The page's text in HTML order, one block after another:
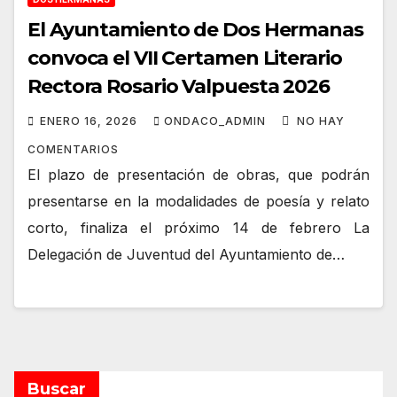
El Ayuntamiento de Dos Hermanas
convoca el VII Certamen Literario
Rectora Rosario Valpuesta 2026
ENERO 16, 2026 ONDACO_ADMIN NO HAY
COMENTARIOS
El plazo de presentación de obras, que podrán
presentarse en la modalidades de poesía y relato
corto, finaliza el próximo 14 de febrero La
Delegación de Juventud del Ayuntamiento de…
Buscar